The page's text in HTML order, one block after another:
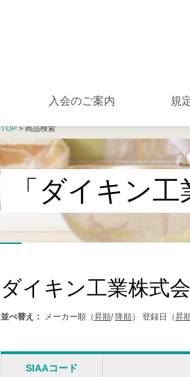
入会のご案内 規
TOP> 商品検索
「ダイキン
ダイキン工業株式
並べ替え： メーカー順（昇順/ 降順） 登録日（昇
SIAAコード